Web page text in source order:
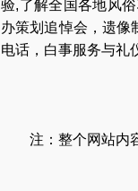
验,了解全国各地风
办策划追悼会 ， 遗像
电话 ， 白事服务与礼
注：整个网站内